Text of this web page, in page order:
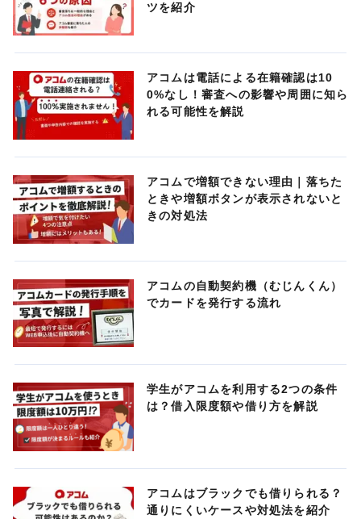
ツを紹介
アコムは電話による在籍確認は10
0%なし！審査への影響や周囲に知ら
れる可能性を解説
アコムで増額できない理由｜落ちた
ときや増額ボタンが表示されないと
きの対処法
アコムの自動契約機（むじんくん）
でカードを発行する流れ
学生がアコムを利用する2つの条件
は？借入限度額や借り方を解説
アコムはブラックでも借りられる？
通りにくいケースや対処法を紹介